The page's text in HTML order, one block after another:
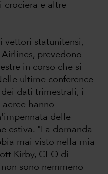
crociera e altre
vettori statunitensi,
prevedono
in corso che si
ultime conference
dati trimestrali, i
hanno
delle
estiva. "La domanda
mai visto nella mia
Kirby, CEO di
sono nemmeno